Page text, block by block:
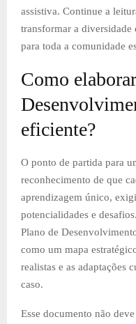
assistiva. Continue a
transformar a
para toda a comunidade
Como
eficiente?
O ponto de partida para
reconhecimento de que
aprendizagem único,
potencialidades e
Plano de
como um mapa
realistas e as adaptações
caso.
Esse documento não